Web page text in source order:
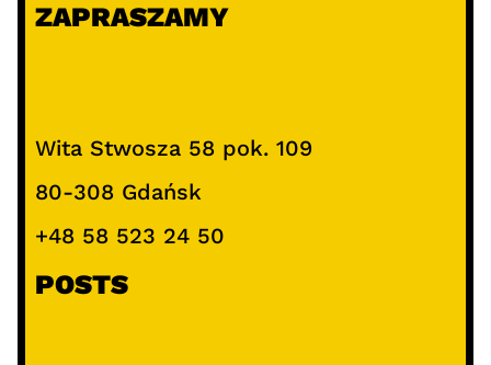
ZAPRASZAMY
Wita Stwosza 58 pok. 109
80-308 Gdańsk
+48 58 523 24 50
POSTS